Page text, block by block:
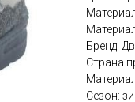
Бренд:
Страна
Сезон: